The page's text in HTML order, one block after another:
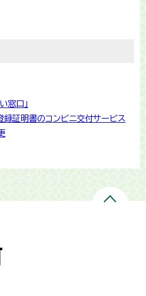
窓口」
録証明書のコンビニ交付サービス